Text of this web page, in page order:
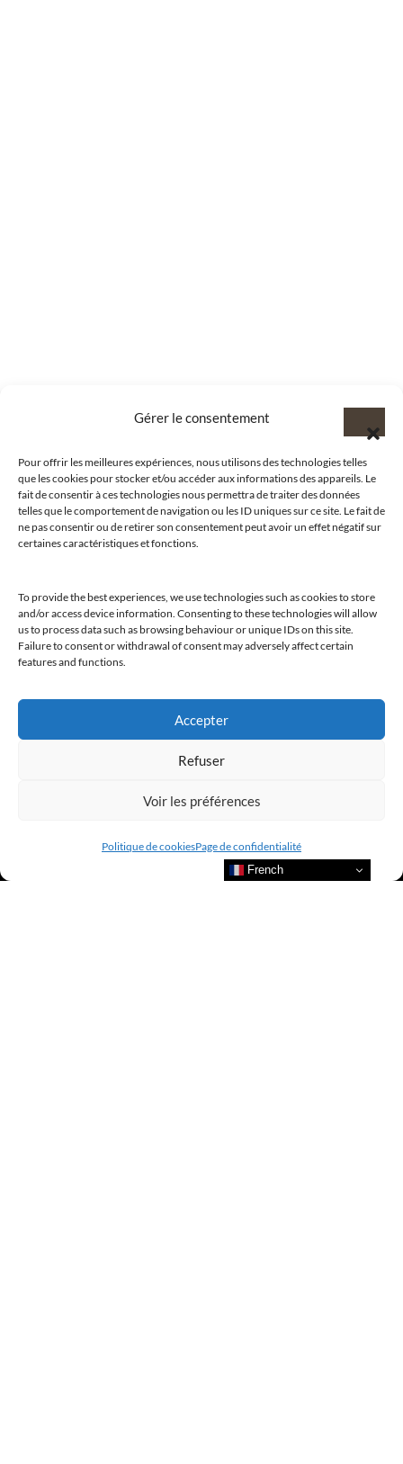
Gérer le consentement
Pour offrir les meilleures expériences, nous utilisons des technologies telles
que les cookies pour stocker et/ou accéder aux informations des appareils. Le
fait de consentir à ces technologies nous permettra de traiter des données
telles que le comportement de navigation ou les ID uniques sur ce site. Le fait de
ne pas consentir ou de retirer son consentement peut avoir un effet négatif sur
certaines caractéristiques et fonctions.
To provide the best experiences, we use technologies such as cookies to store
and/or access device information. Consenting to these technologies will allow
us to process data such as browsing behaviour or unique IDs on this site.
Failure to consent or withdrawal of consent may adversely affect certain
features and functions.
Accepter
Refuser
Voir les préférences
Politique de cookiesPage de confidentialité
French